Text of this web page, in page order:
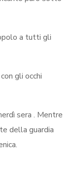
a tutti gli
gli occhi
sera . Mentre
della guardia